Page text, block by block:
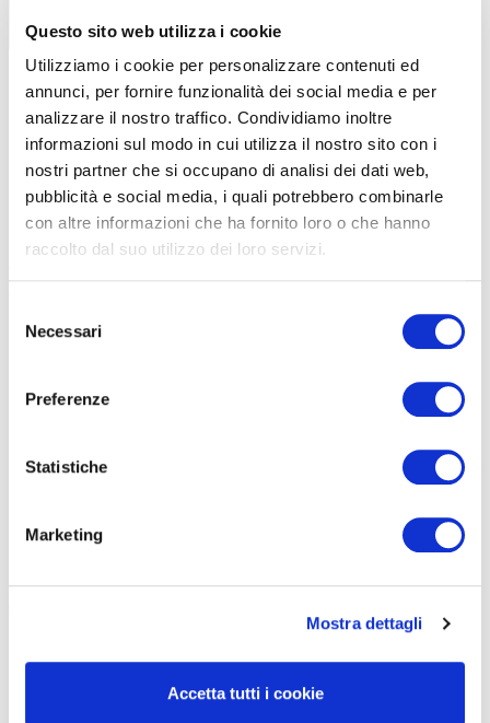
Questo sito web utilizza i cookie
Utilizziamo i cookie per personalizzare contenuti ed
annunci, per fornire funzionalità dei social media e per
analizzare il nostro traffico. Condividiamo inoltre
informazioni sul modo in cui utilizza il nostro sito con i
nostri partner che si occupano di analisi dei dati web,
pubblicità e social media, i quali potrebbero combinarle
con altre informazioni che ha fornito loro o che hanno
raccolto dal suo utilizzo dei loro servizi.
delNecessari
Preferenze
Statistiche
Marketing
Mostra dettagli
Accetta tutti i cookie
La Nottura, l’evento del solstizio d’estate… Emozioni forti, un percorso
equilibrato nei profumi della campagna
IL TERRITORIO AL CENTRO
La Marca Trevigiana la vera protagonista. Dalla pianura di Morgano
alle colline di Pieve di Soligo, passando per Santa Lucia di Piave, il
circuito disegna una mappa che valorizza aree diverse ma
complementari della stessa zona.La provincia di Treviso ne è il
iconici tra filari ordinati e strade bianche che si arrampicano dolci.
La pianura regala invece orizzonti ampi e silenzi notturni, perfetti
per un’esperienza come La Notturna.Pieve di Soligo si conferma
snodo naturale verso il futuro iridato del ciclocross.